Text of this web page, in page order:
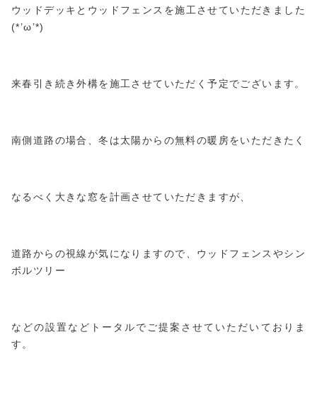
ウッドデッキとウッドフェンスを施工させていただきました
(*’ω’*)
来春引き続き外構を施工させていただく予定でございます。
南側道路の場合、冬は太陽からの無料の暖房をいただきたく
なるべく大きな窓を計画させていただきますが、
道路からの視線が気になりますので、ウッドフェンスやシン
ボルツリー
などの設置などトータルでご提案させていただいておりま
す。